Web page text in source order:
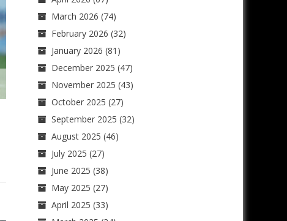
March 2026 (74)
February 2026 (32)
January 2026 (81)
December 2025 (47)
November 2025 (43)
October 2025 (27)
September 2025 (32)
August 2025 (46)
July 2025 (27)
June 2025 (38)
May 2025 (27)
April 2025 (33)